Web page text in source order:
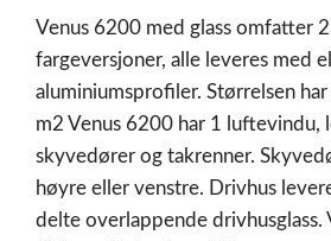
Venus 6200 med glass omfatter
fargeversjoner, alle leveres med
aluminiumsprofiler. Størrelsen
m2 Venus 6200 har 1 luftevindu,
skyvedører og takrenner.
høyre eller venstre. Drivhus
delte overlappende drivhusglass.